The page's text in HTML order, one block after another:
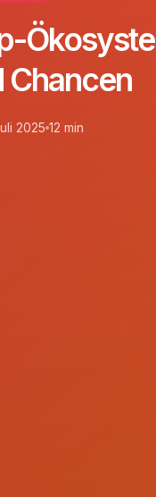
Chancen
2025 12 min